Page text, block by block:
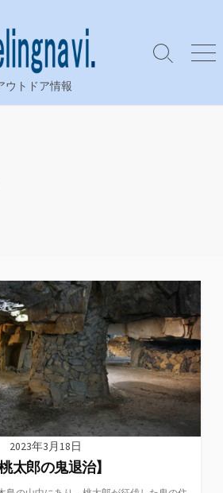
ウトドア情報
検
り
メ
ー
2023年3月18日
太郎の鬼退治】